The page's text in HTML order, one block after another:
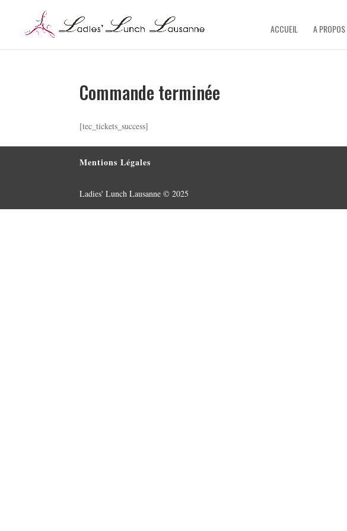
ACCUEIL A PROPOS
Commande terminée
[tec_tickets_success]
Mentions Légales
Ladies' Lunch Lausanne © 2025